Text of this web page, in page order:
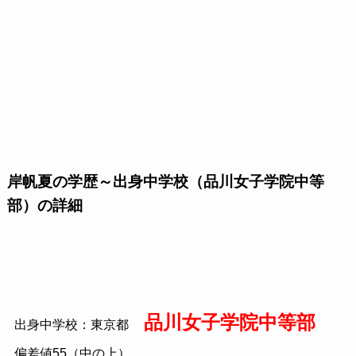
岸帆夏の学歴～出身中学校（品川女子学院中等
部）の詳細
出身中学校：東京都 品川女子学院中等部
偏差値55（中の上）